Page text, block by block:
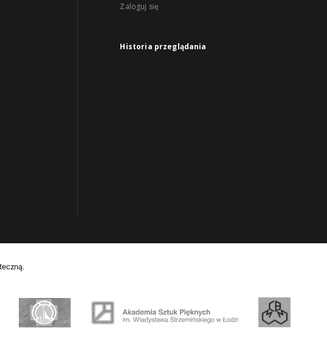
Zaloguj się
Historia przeglądania